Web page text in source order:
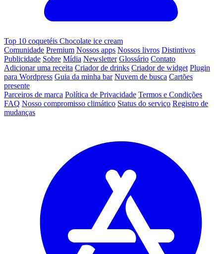
Top 10 coquetéis Chocolate ice cream
Comunidade Premium Nossos apps Nossos livros Distintivos
Publicidade Sobre Mídia Newsletter Glossário Contato
Adicionar uma receita Criador de drinks Criador de widget Plugin
para Wordpress Guia da minha bar Nuvem de busca Cartões
presente
Parceiros de marca Política de Privacidade Termos e Condições
FAQ Nosso compromisso climático Status do serviço Registro de
mudanças